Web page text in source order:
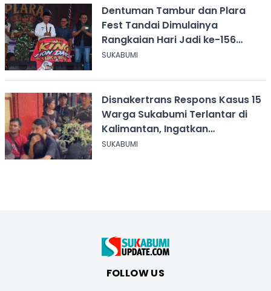
Dentuman Tambur dan Plara
Fest Tandai Dimulainya
Rangkaian Hari Jadi ke-156
Kabupaten Sukabumi
SUKABUMI
Disnakertrans Respons Kasus 15
Warga Sukabumi Terlantar di
Kalimantan, Ingatkan
Pentingnya Perjanjian Kerja
SUKABUMI
FOLLOW US